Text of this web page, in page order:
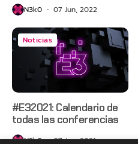
N3k0 07 Jun, 2022
Noticias
#E32021: Calendario de
todas las conferencias
N3k0 07 Jun, 2021